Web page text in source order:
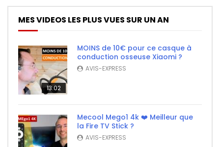
MES VIDEOS LES PLUS VUES SUR UN AN
13:02
MOINS de 10€ pour ce casque à
conduction osseuse Xiaomi ?
AVIS-EXPRESS
Mecool Mego1 4k ❤️ Meilleur que
la Fire TV Stick ?
AVIS-EXPRESS